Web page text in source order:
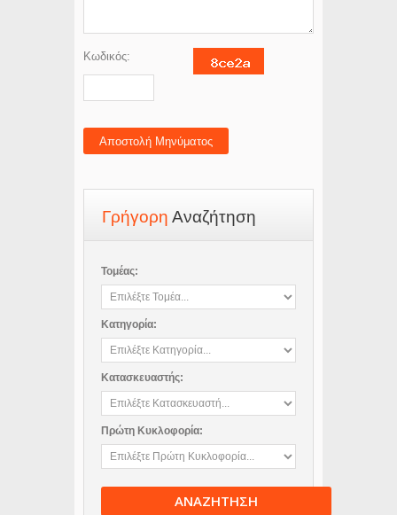
Κωδικός:
Αποστολή Μηνύματος
ΓρήγορηΑναζήτηση
Τομέας:
Κατηγορία:
Κατασκευαστής:
Πρώτη Κυκλοφορία:
ΑΝΑΖΗΤΗΣΗ